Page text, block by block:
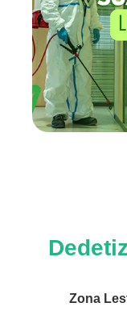
Zona